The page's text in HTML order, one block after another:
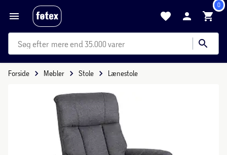
0
mere end 35.000 varer
Forside Møbler Stole Lænestole